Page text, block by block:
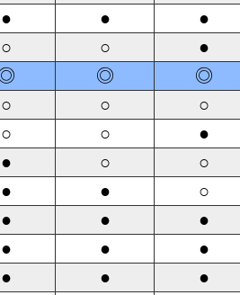
● ● ●
○ ○ ●
◎ ◎
○ ○ ○
○ ○ ●
● ○ ○
● ● ○
● ● ●
● ● ●
● ● ●